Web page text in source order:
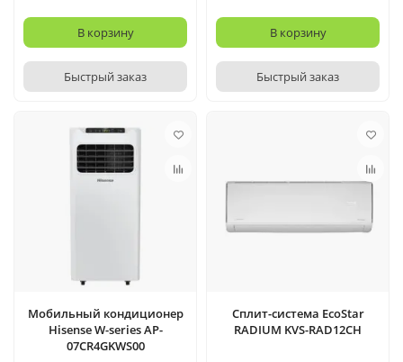
В корзину
Быстрый заказ
В корзину
Быстрый заказ
Мобильный кондиционер
Hisense W-series AP-
07CR4GKWS00
Сплит-система EcoStar
RADIUM KVS-RAD12CH